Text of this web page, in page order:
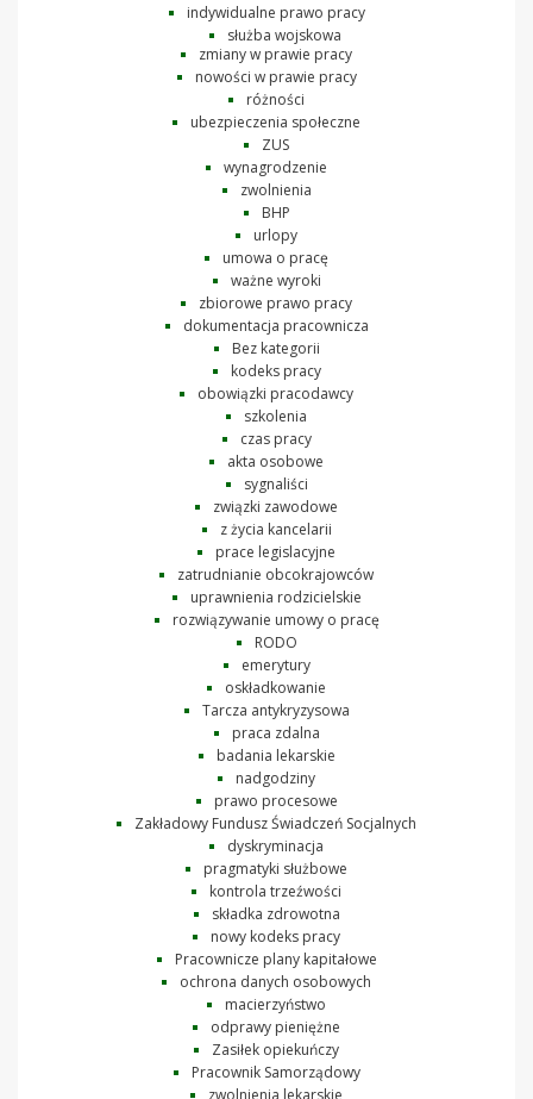
indywidualne prawo pracy
służba wojskowa
zmiany w prawie pracy
nowości w prawie pracy
różności
ubezpieczenia społeczne
ZUS
wynagrodzenie
zwolnienia
BHP
urlopy
umowa o pracę
ważne wyroki
zbiorowe prawo pracy
dokumentacja pracownicza
Bez kategorii
kodeks pracy
obowiązki pracodawcy
szkolenia
czas pracy
akta osobowe
sygnaliści
związki zawodowe
z życia kancelarii
prace legislacyjne
zatrudnianie obcokrajowców
uprawnienia rodzicielskie
rozwiązywanie umowy o pracę
RODO
emerytury
oskładkowanie
Tarcza antykryzysowa
praca zdalna
badania lekarskie
nadgodziny
prawo procesowe
Zakładowy Fundusz Świadczeń Socjalnych
dyskryminacja
pragmatyki służbowe
kontrola trzeźwości
składka zdrowotna
nowy kodeks pracy
Pracownicze plany kapitałowe
ochrona danych osobowych
macierzyństwo
odprawy pieniężne
Zasiłek opiekuńczy
Pracownik Samorządowy
zwolnienia lekarskie